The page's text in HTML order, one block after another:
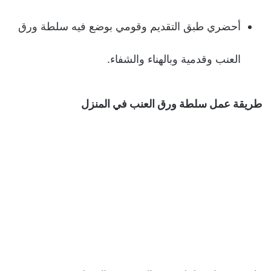
أحضري طبق التقديم وقومي بوضع فيه سلطة ورق
العنب وقدمية وبالهناء والشفاء.
طريقة عمل سلطة ورق العنب في المنزل